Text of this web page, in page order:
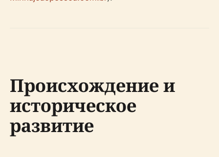
Происхождение и
историческое
развитие